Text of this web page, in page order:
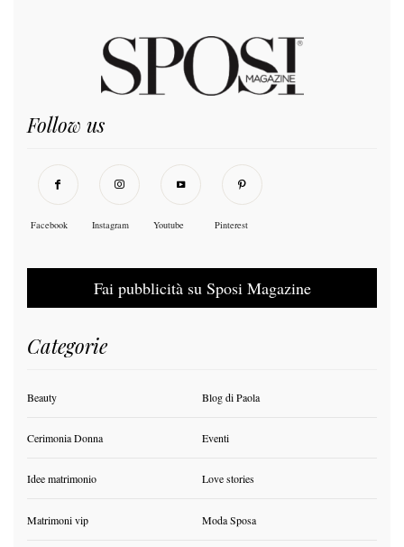
Follow us
Facebook Instagram Youtube Pinterest
Fai pubblicità su Sposi Magazine
Categorie
Beauty Blog di Paola
Cerimonia Donna Eventi
Idee matrimonio Love stories
Matrimoni vip Moda Sposa